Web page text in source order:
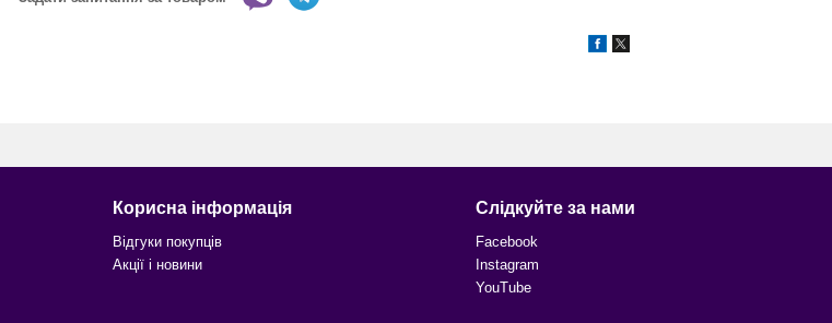
Корисна інформація
Відгуки покупців
Акції і новини
Слідкуйте за нами
Facebook
Instagram
YouTube